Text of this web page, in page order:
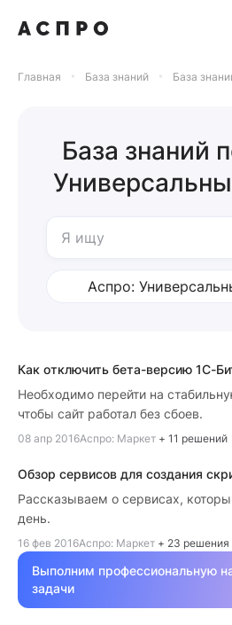
Главная База знаний База
База знаний
Аспро:
Выполним профессиональную
задачи
Как отключить бета-версию 1С-
Необходимо перейти на
чтобы сайт работал без сбоев.
08 апр 2016Аспро: Маркет + 11 решений
Обзор сервисов для создания
Рассказываем о сервисах,
день.
16 фев 2016Аспро: Маркет + 23 решения